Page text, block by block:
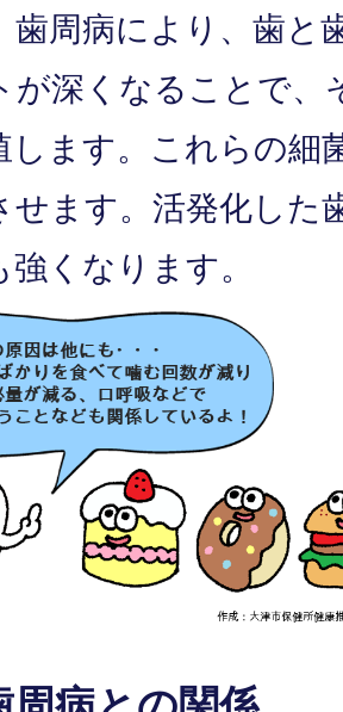
歯周病により、歯と
が深くなることで、
します。これらの細
せます。活発化した
くなります。